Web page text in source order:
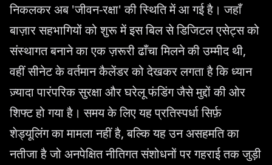
निकलकर अब 'जीवन-रक्षा' की स्थिति में आ गई है। जहाँ
बाज़ार सहभागियों को शुरू में इस बिल से डिजिटल एसेट्स को
संस्थागत बनाने का एक ज़रूरी ढाँचा मिलने की उम्मीद थी,
वहीं सीनेट के वर्तमान कैलेंडर को देखकर लगता है कि ध्यान
ज़्यादा पारंपरिक सुरक्षा और घरेलू फंडिंग जैसे मुद्दों की ओर
शिफ्ट हो गया है। समय के लिए यह प्रतिस्पर्धा सिर्फ़
शेड्यूलिंग का मामला नहीं है, बल्कि यह उन असहमति का
नतीजा है जो अनपेक्षित नीतिगत संशोधनों पर गहराई तक जुड़ी